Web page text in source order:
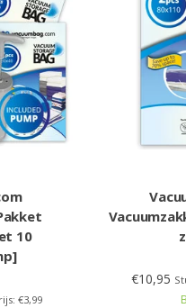
10
€3,99
€10,95